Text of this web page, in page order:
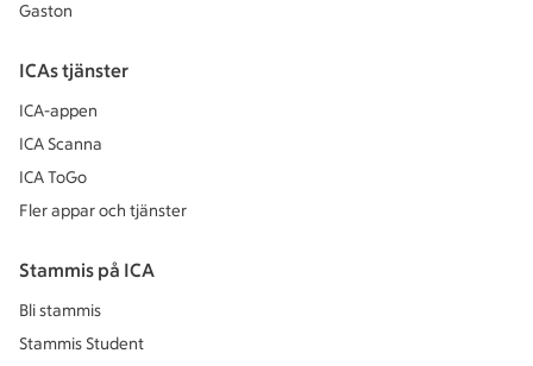
Gaston
ICAs tjänster
ICA-appen
ICA Scanna
ICA ToGo
Fler appar och tjänster
Stammis på ICA
Bli stammis
Stammis Student